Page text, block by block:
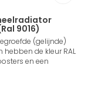
9016)
(gelijnde)
de kleur RAL
en een